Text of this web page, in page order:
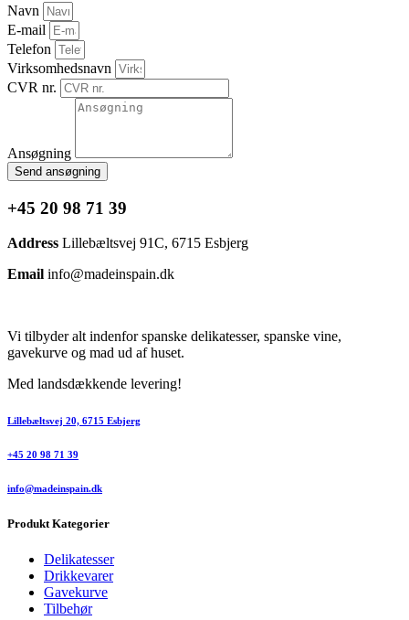
Navn
E-mail
Telefon
Virksomhedsnavn
CVR nr.
Ansøgning
Send ansøgning
+45 20 98 71 39
Address Lillebæltsvej 91C, 6715 Esbjerg
Email info@madeinspain.dk
Vi tilbyder alt indenfor spanske delikatesser, spanske vine,
gavekurve og mad ud af huset.
Med landsdækkende levering!
Lillebæltsvej 20, 6715 Esbjerg
+45 20 98 71 39
info@madeinspain.dk
Produkt Kategorier
Delikatesser
Drikkevarer
Gavekurve
Tilbehør